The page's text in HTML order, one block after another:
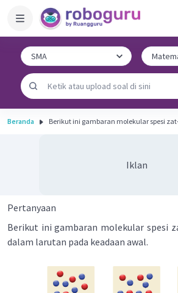
Beranda Berikut ini gambaran molekular spesi
Iklan
Pertanyaan
Berikut ini gambaran molekular spesi
dalam larutan pada keadaan awal.